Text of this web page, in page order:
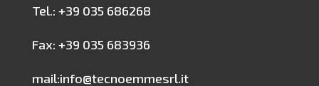
Tel.: +39 035 686268
Fax: +39 035 683936
mail:info@tecnoemmesrl.it